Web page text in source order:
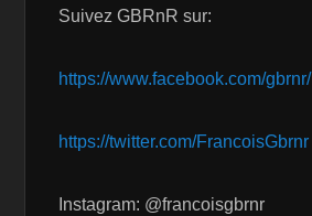
Suivez GBRnR sur:
https://www.facebook.com/gbrnr/
https://twitter.com/FrancoisGbrnr
Instagram: @francoisgbrnr